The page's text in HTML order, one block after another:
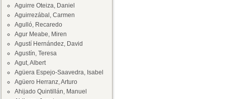
Aguirre Oteiza, Daniel
Aguirrezábal, Carmen
Agulló, Recaredo
Agur Meabe, Miren
Agustí Hernández, David
Agustín, Teresa
Agut, Albert
Agüera Espejo-Saavedra, Isabel
Agüero Herranz, Arturo
Ahijado Quintillán, Manuel